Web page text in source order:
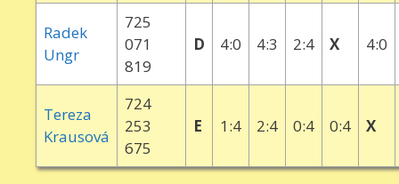
Radek
Ungr
725
071
819
D 4:0 4:3 2:4 X 4:0
Tereza
Krausová
724
253
675
E 1:4 2:4 0:4 0:4 X